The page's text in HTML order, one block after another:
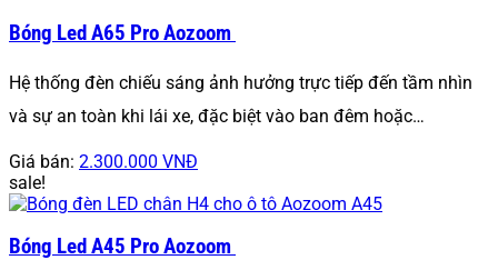
Bóng Led A65 Pro Aozoom
Hệ thống đèn chiếu sáng ảnh hưởng trực tiếp đến tầm nhìn
và sự an toàn khi lái xe, đặc biệt vào ban đêm hoặc…
Giá bán: 2.300.000 VNĐ
sale!
Bóng Led A45 Pro Aozoom